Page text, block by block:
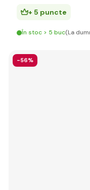
+ 5 puncte
În stoc > 5 buc(La
-56%